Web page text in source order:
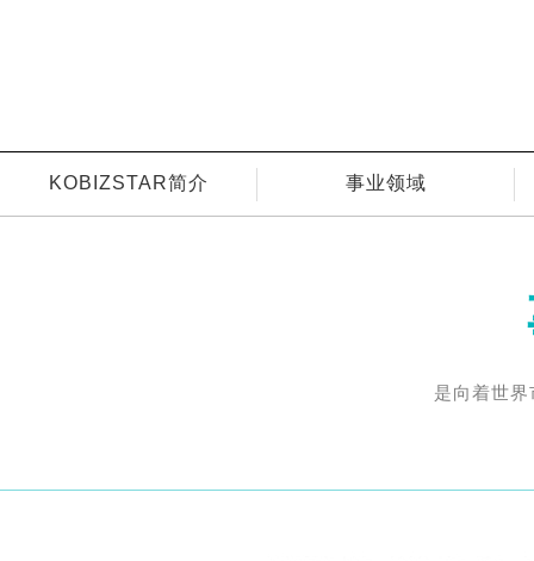
KOBIZSTAR简介 事业领域
是向着世